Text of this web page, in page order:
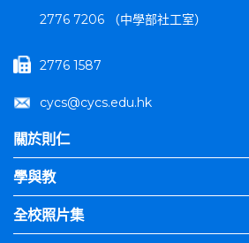
2776 7206 （中學部社工室）
2776 1587
cycs@cycs.edu.hk
關於則仁
學與教
全校照片集